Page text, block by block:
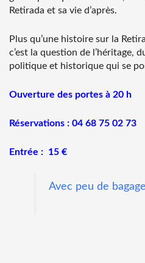
Retirada et sa vie d’après.
Plus qu’une histoire sur la
c’est la question de l’héritage,
politique et historique qui se
Ouverture des portes à 20 h
Réservations : 04 68 75 02 73
Entrée : 15 €
Avec peu de